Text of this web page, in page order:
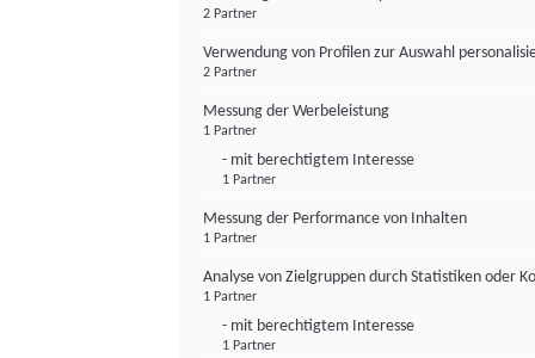
2 Partner
Verwendung von Profilen zur Auswahl
2 Partner
Messung der Werbeleistung
1 Partner
- mit berechtigtem Interesse
1 Partner
Messung der Performance von Inhalten
1 Partner
Analyse von Zielgruppen durch Statistiken oder
1 Partner
- mit berechtigtem Interesse
1 Partner